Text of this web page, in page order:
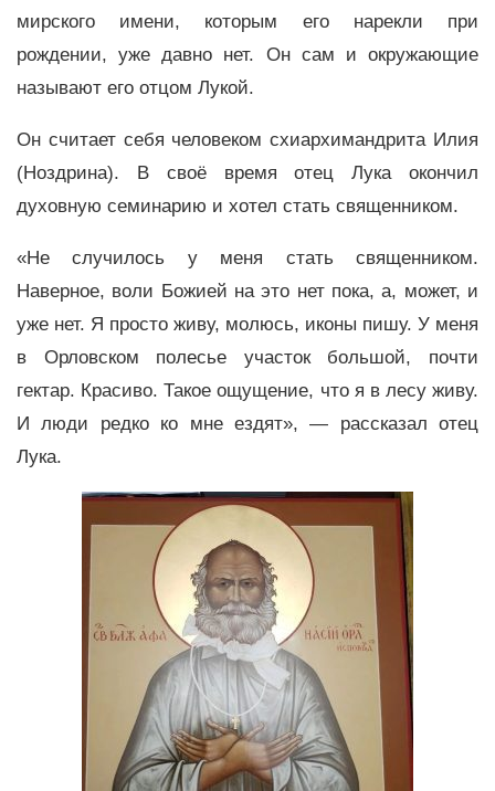
мирского имени, которым его нарекли при
рождении, уже давно нет. Он сам и окружающие
называют его отцом Лукой.
Он считает себя человеком схиархимандрита Илия
(Ноздрина). В своё время отец Лука окончил
духовную семинарию и хотел стать священником.
«Не случилось у меня стать священником.
Наверное, воли Божией на это нет пока, а, может, и
уже нет. Я просто живу, молюсь, иконы пишу. У меня
в Орловском полесье участок большой, почти
гектар. Красиво. Такое ощущение, что я в лесу живу.
И люди редко ко мне ездят», — рассказал отец
Лука.